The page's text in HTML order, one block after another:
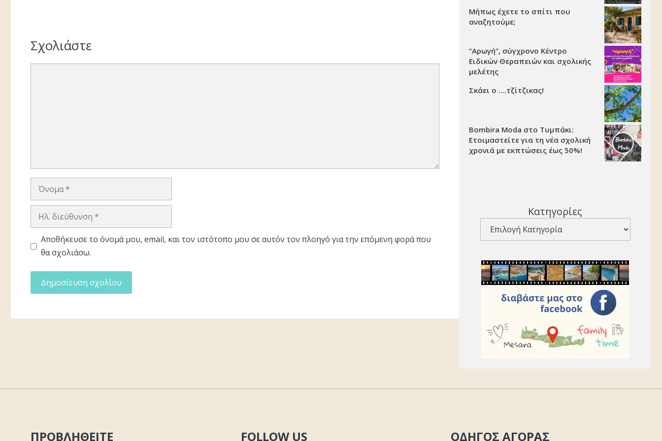
Σχολιάστε
Όνομα
Ηλ.
Αποθήκευσε το όνομά μου, email, και τον ιστότοπο μου σε αυτόν τον πλοηγό για την επόμενη φορά που
θα σχολιάσω.
Μήπως έχετε το σπίτι που
αναζητούμε;
“Αρωγή”, σύγχρονο Κέντρο
Ειδικών Θεραπειών και σχολικής
μελέτης
Σκάει ο ….τζίτζικας!
Bombira Moda στο Τυμπάκι:
Ετοιμαστείτε για τη νέα σχολική
χρονιά με εκπτώσεις έως 50%!
Κατηγορίες
ΠΡΟΒΛΗΘΕΙΤΕ FOLLOW US ΟΔΗΓΟΣ ΑΓΟΡΑΣ